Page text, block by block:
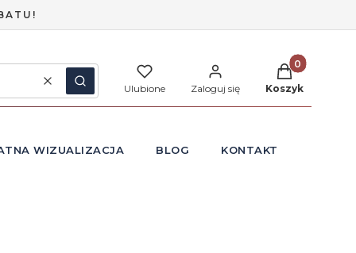
WyczyśćSzukaj Ulubione Zaloguj się
Produkty w
Koszyk
WIZUALIZACJA BLOG KONTAKT